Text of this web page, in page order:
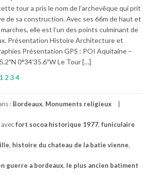
tour a pris le nom de l’archevêque qui prit
de sa construction. Avec ses 66m de haut et
elle est l’un des points culminant de
Présentation Histoire Architecture et
Présentation GPS : POI Aquitaine –
0°34’35.6″W Le Tour […]
1 2 3 4
: Bordeaux, Monuments religieux
fort socoa historique 1977, funiculaire
, histoire du chateau de la batie vienne,
guerre a bordeaux, le plus ancien batiment